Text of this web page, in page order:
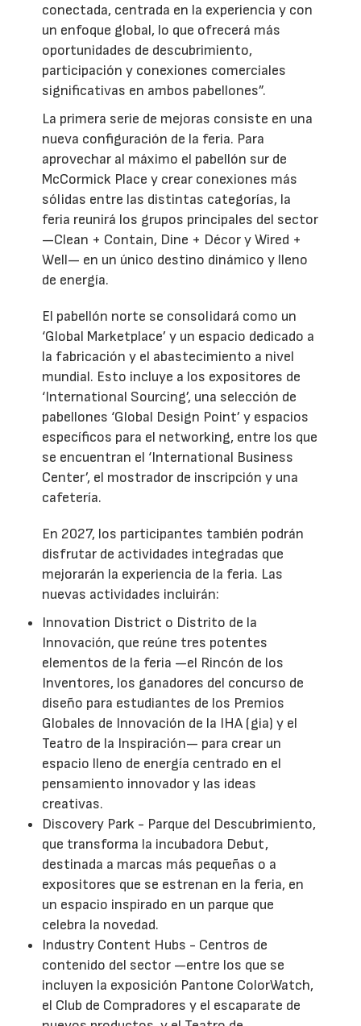
conectada, centrada en la experiencia y con
un enfoque global, lo que ofrecerá más
oportunidades de descubrimiento,
participación y conexiones comerciales
significativas en ambos pabellones”.
La primera serie de mejoras consiste en una
nueva configuración de la feria. Para
aprovechar al máximo el pabellón sur de
McCormick Place y crear conexiones más
sólidas entre las distintas categorías, la
feria reunirá los grupos principales del sector
—Clean + Contain, Dine + Décor y Wired +
Well— en un único destino dinámico y lleno
de energía.
El pabellón norte se consolidará como un
‘Global Marketplace’ y un espacio dedicado a
la fabricación y el abastecimiento a nivel
mundial. Esto incluye a los expositores de
‘International Sourcing’, una selección de
pabellones ‘Global Design Point’ y espacios
específicos para el networking, entre los que
se encuentran el ‘International Business
Center’, el mostrador de inscripción y una
cafetería.
En 2027, los participantes también podrán
disfrutar de actividades integradas que
mejorarán la experiencia de la feria. Las
nuevas actividades incluirán:
Innovation District o Distrito de la
Innovación, que reúne tres potentes
elementos de la feria —el Rincón de los
Inventores, los ganadores del concurso de
diseño para estudiantes de los Premios
Globales de Innovación de la IHA (gia) y el
Teatro de la Inspiración— para crear un
espacio lleno de energía centrado en el
pensamiento innovador y las ideas
creativas.
Discovery Park - Parque del Descubrimiento,
que transforma la incubadora Debut,
destinada a marcas más pequeñas o a
expositores que se estrenan en la feria, en
un espacio inspirado en un parque que
celebra la novedad.
Industry Content Hubs - Centros de
contenido del sector —entre los que se
incluyen la exposición Pantone ColorWatch,
el Club de Compradores y el escaparate de